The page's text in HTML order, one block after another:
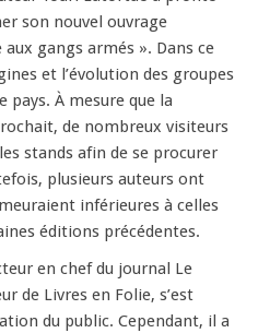
son nouvel ouvrage
gangs armés ». Dans ce
et l’évolution des groupes
pays. À mesure que la
de nombreux visiteurs
stands afin de se procurer
plusieurs auteurs ont
inférieures à celles
éditions précédentes.
en chef du journal Le
de Livres en Folie, s’est
du public. Cependant, il a